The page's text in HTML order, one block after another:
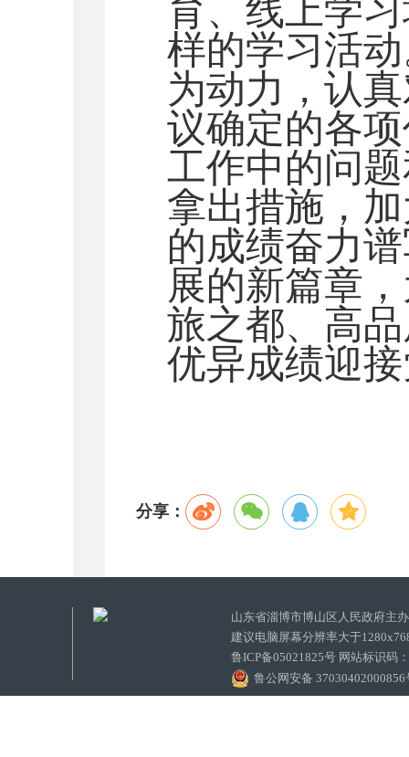
育、线上学
样的学习活
为动力，认
议确定的各
工作中的问
拿出措施，
的成绩奋力
展的新篇章
旅之都、高
优异成绩迎
分享：
山东省淄博市博山区人民政府
建议电脑屏幕分辨率大于
鲁ICP备05021825号 网站标识码
鲁公网安备 37030402000856